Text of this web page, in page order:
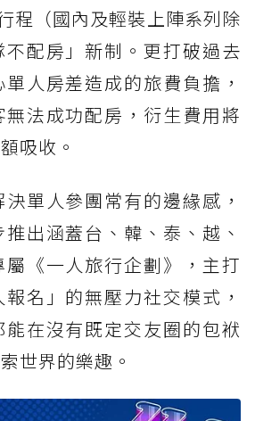
程（國內及輕裝上陣系列除
配房」新制。更打破過去
人房差造成的旅費負擔，
法成功配房，衍生費用將
吸收。
單人參團常有的邊緣感，
出涵蓋台、韓、泰、越、
屬《一人旅行企劃》，主打
報名」的無壓力社交模式，
在沒有既定交友圈的包袱
世界的樂趣。